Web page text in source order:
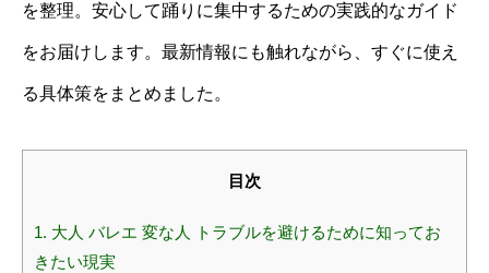
を整理。安心して踊りに集中するための実践的なガイド
をお届けします。最新情報にも触れながら、すぐに使え
る具体策をまとめました。
目次
1. 大人 バレエ 変な人 トラブルを避けるために知ってお
きたい現実